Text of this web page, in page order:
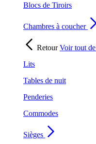
Blocs de Tiroirs
Chambres à coucher
RetourVoir tout de
Lits
Tables de nuit
Penderies
Commodes
Sièges